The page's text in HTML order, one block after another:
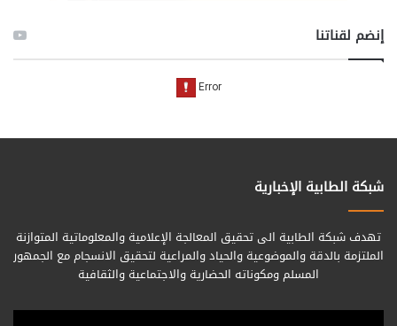
إنضم لقناتنا
شبكة الطابية الإخبارية
تهدف شبكة الطابية الى تحقيق المعالجة الإعلامية والمعلوماتية المتوازنة
الملتزمة بالدقة والموضوعية والحياد والمراعية لتحقيق الانسجام مع الجمهور
المسلم ومكوناته الحضارية والاجتماعية والثقافية